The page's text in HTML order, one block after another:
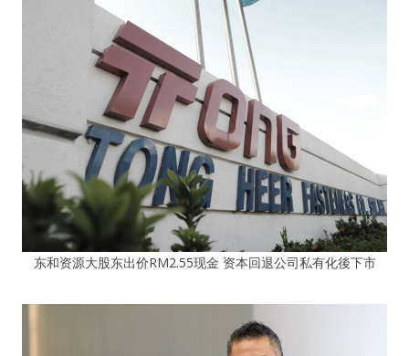
东和资源大股东出价RM2.55现金 资本回退公司私有化後下市